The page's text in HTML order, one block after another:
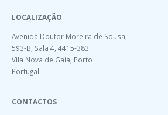
LOCALIZAÇÃO
Avenida Doutor Moreira de Sousa,
593-B, Sala 4, 4415-383
Vila Nova de Gaia, Porto
Portugal
CONTACTOS